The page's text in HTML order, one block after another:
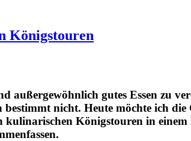
Königstouren
außergewöhnlich gutes Essen zu
nicht. Heute möchte ich die
kulinarischen Königstouren in